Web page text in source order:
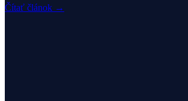
Čítať článok →